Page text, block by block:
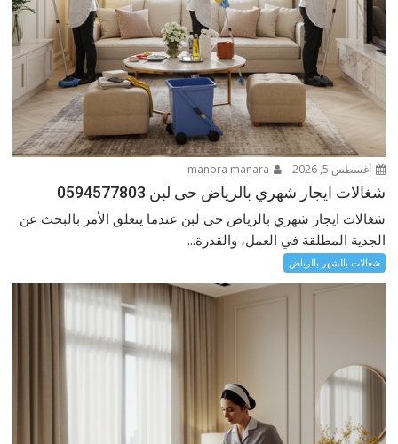
أغسطس 5, 2026
شغالات ايجار شهري بالرياض حى لبن 0594577803
شغالات ايجار شهري بالرياض حى لبن عندما يتعلق الأمر بالبحث عن
الجدية المطلقة في العمل، والقدرة...
شغالات بالشهر بالرياض